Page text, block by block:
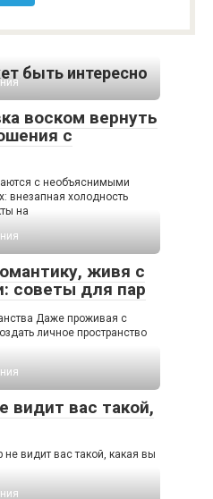
быть интересно
воском вернуть
с
с необъяснимыми
внезапная холодность
на
живя с
советы для пар
Даже проживая с
личное пространство
видит вас такой,
не видит вас такой, какая вы